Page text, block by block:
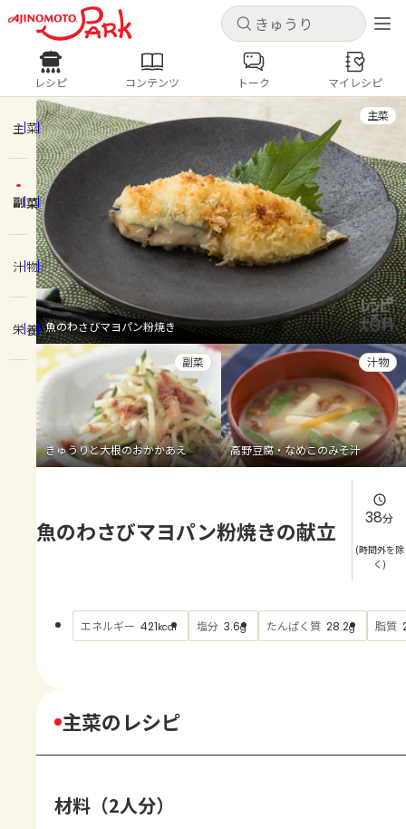
キャンセル
ログインするとレシピを保存できます
ログイン 新規登録
ホーム
コンテンツ
レシピ
トーク
よくあるお問い合わせ
お買い物
キャンセル
レシピ コンテンツ
人気の食材・レシピ
きゅうり なす トマト
とうもろこし
ピーマン
みょうが ゴーヤ
レシピ コンテンツ トーク マイレシピ
主菜
副菜
汁物
栄養 魚のわさびマヨパン粉焼き
主菜
きゅうりと大根のおかかあえ
副菜
高野豆腐・なめこのみそ汁
汁物
魚のわさびマヨパン粉焼きの献立 38分
(時間外を除
く)
エネルギー 421kcal 塩分 3.6g たんぱく質 28.2g 脂質
主菜のレシピ
材料（2人分）